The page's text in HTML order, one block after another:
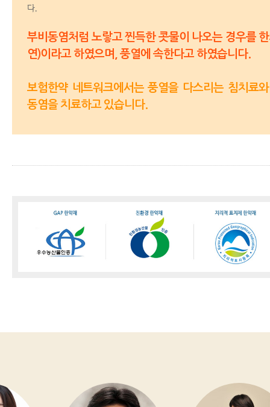
다.
부비동염처럼 노랗고 찐득한 콧물이 나오는 경우를
연)이라고 하였으며, 풍열에 속한다고 하였습니다.
보험한약 네트워크에서는 풍열을 다스리는 침치료
동염을 치료하고 있습니다.